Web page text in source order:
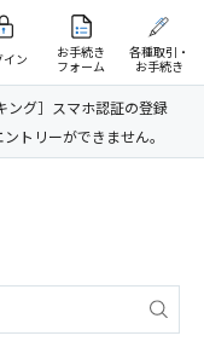
イン
お手続き
フォーム
各種取引・
お手続き
ング］スマホ認証の登録
トリーができません。